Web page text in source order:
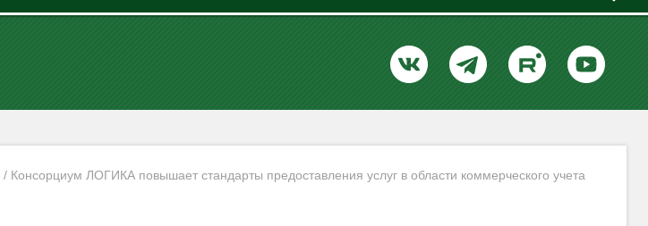
/ Консорциум ЛОГИКА повышает стандарты предоставления услуг в области коммерческого учета